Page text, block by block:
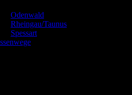
Odenwald
Rheingau/Taunus
Spessart